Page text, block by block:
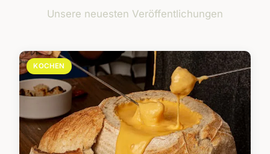
Unsere neuesten Veröffentlichungen
KOCHEN